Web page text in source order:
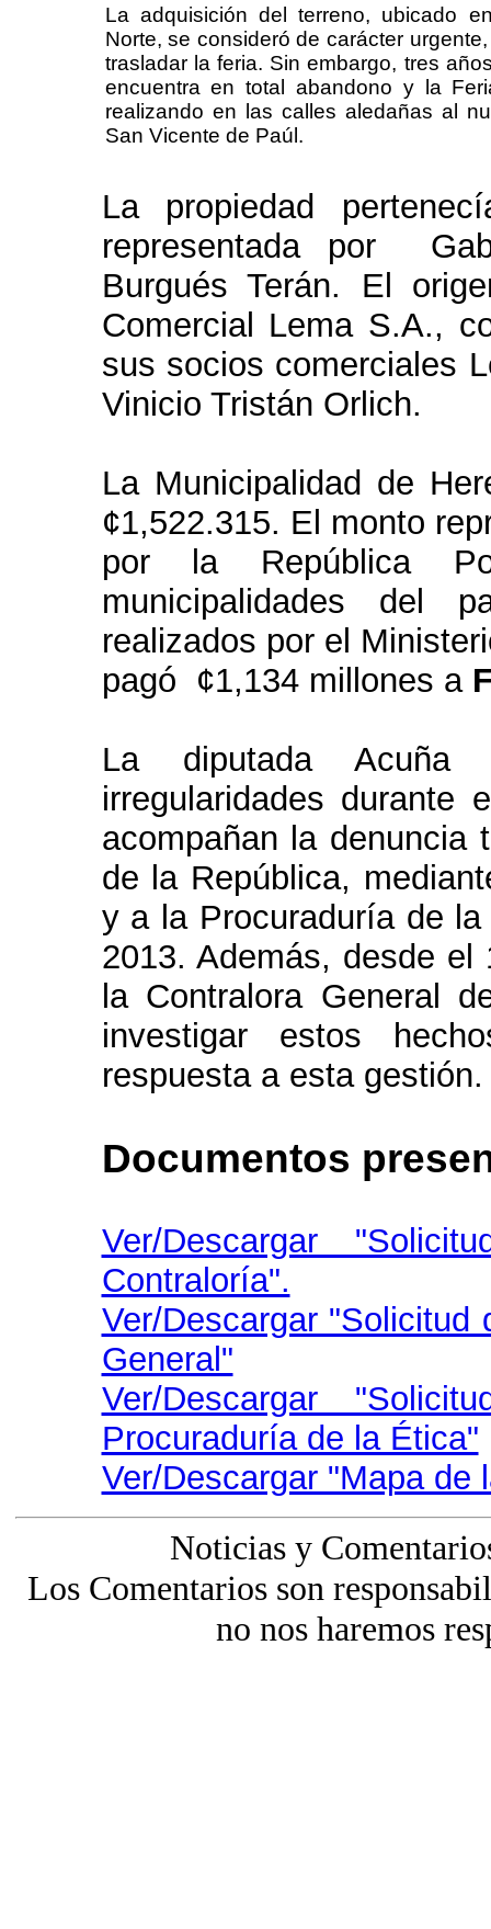
La adquisición del terreno, ubicado
Norte, se consideró de carácter
trasladar la feria. Sin embargo, tres
encuentra en total abandono y la
realizando en las calles aledañas al
San Vicente de Paúl.
La propiedad
representada por
Burgués Terán. El
Comercial Lema S.A.,
sus socios comerciales
Vinicio Tristán Orlich.
La Municipalidad de
¢1,522.315. El monto
por la República
municipalidades del
realizados por el
pagó ¢1,134 millones a
La diputada Acuña
irregularidades durante
acompañan la denuncia
de la República,
y a la Procuraduría de
2013. Además, desde
la Contralora General
investigar estos
respuesta a esta gestión.
Documentos
Ver/Descargar
Contraloría".
Ver/Descargar
General"
Ver/Descargar
Procuraduría de la Ética"
Ver/Descargar "Mapa de
Noticias y
Los Comentarios son
no nos haremos